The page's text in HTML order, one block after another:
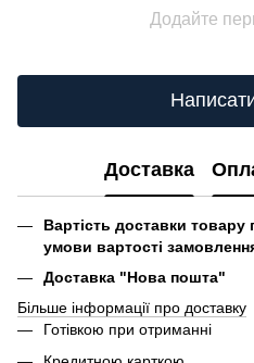
Додайте
Доставка
Вартість доставки товару
умови вартості
Доставка "Нова пошта"
Більше інформації про доставку
Готівкою при отриманні